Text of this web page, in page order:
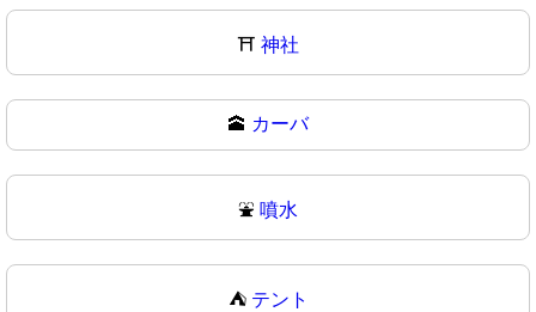
⛩ 神社
🕋 カーバ
⛲ 噴水
⛺ テント